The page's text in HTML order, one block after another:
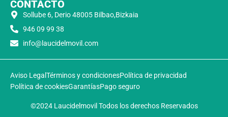
CONTACTO
Sollube 6, Derio 48005 Bilbao,Bizkaia
946 09 99 38
info@laucidelmovil.com
Aviso Legal Términos y condicionesPolítica de privacidad
Política de cookiesGarantíasPago seguro
©2024 Laucidelmovil Todos los derechos Reservados